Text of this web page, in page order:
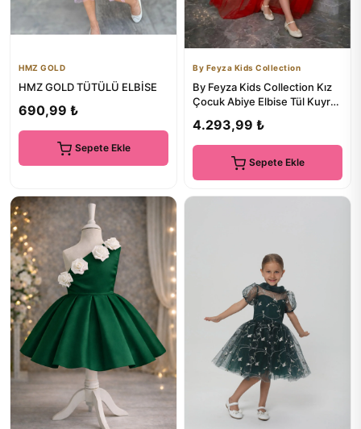
HMZ GOLD
HMZ GOLD TÜTÜLÜ ELBİSE
690,99 ₺
Sepete Ekle
By Feyza Kids Collection
By Feyza Kids Collection Kız
Çocuk Abiye Elbise Tül Kuyruk
4.293,99 ₺
Sepete Ekle